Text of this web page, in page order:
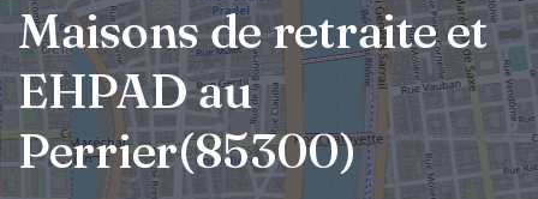
Maisons de retraite et
EHPAD au
Perrier(85300)